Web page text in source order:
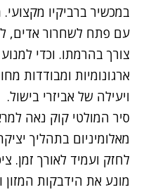
במכשיר ברביקיו
עם פתח לשחרור אדים,
צורך בהרמתו. וכדי למנוע
ארגונומיות ומבודדות
ויעילה של אביזרי בישול.
סיר המולטי קוק נאה
מאלומיניום בתהליך
מונע את הידבקות